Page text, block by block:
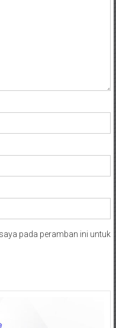
pada peramban ini untuk